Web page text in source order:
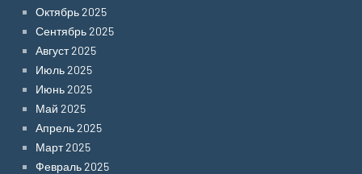
Октябрь 2025
Сентябрь 2025
Август 2025
Июль 2025
Июнь 2025
Май 2025
Апрель 2025
Март 2025
Февраль 2025